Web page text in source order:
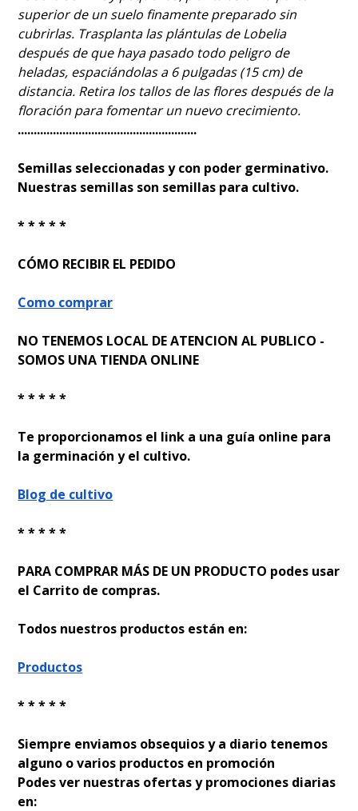
superior de un suelo finamente preparado sin
cubrirlas. Trasplanta las plántulas de Lobelia
después de que haya pasado todo peligro de
heladas, espaciándolas a 6 pulgadas (15 cm) de
distancia. Retira los tallos de las flores después de la
floración para fomentar un nuevo crecimiento.
........................................................
Semillas seleccionadas y con poder germinativo.
Nuestras semillas son semillas para cultivo.
* * * * *
CÓMO RECIBIR EL PEDIDO
Como comprar
NO TENEMOS LOCAL DE ATENCION AL PUBLICO -
SOMOS UNA TIENDA ONLINE
* * * * *
Te proporcionamos el link a una guía online para
la germinación y el cultivo.
Blog de cultivo
* * * * *
PARA COMPRAR MÁS DE UN PRODUCTO podes usar
el Carrito de compras.
Todos nuestros productos están en:
Productos
* * * * *
Siempre enviamos obsequios y a diario tenemos
alguno o varios productos en promoción
Podes ver nuestras ofertas y promociones diarias
en: